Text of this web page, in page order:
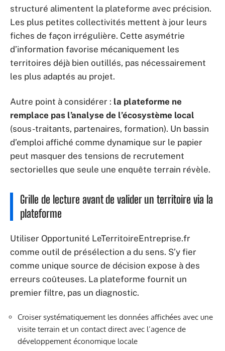
structuré alimentent la plateforme avec précision.
Les plus petites collectivités mettent à jour leurs
fiches de façon irrégulière. Cette asymétrie
d’information favorise mécaniquement les
territoires déjà bien outillés, pas nécessairement
les plus adaptés au projet.
Autre point à considérer : la plateforme ne
remplace pas l’analyse de l’écosystème local
(sous-traitants, partenaires, formation). Un bassin
d’emploi affiché comme dynamique sur le papier
peut masquer des tensions de recrutement
sectorielles que seule une enquête terrain révèle.
Grille de lecture avant de valider un territoire via la
plateforme
Utiliser Opportunité LeTerritoireEntreprise.fr
comme outil de présélection a du sens. S’y fier
comme unique source de décision expose à des
erreurs coûteuses. La plateforme fournit un
premier filtre, pas un diagnostic.
Croiser systématiquement les données affichées avec une
visite terrain et un contact direct avec l’agence de
développement économique locale